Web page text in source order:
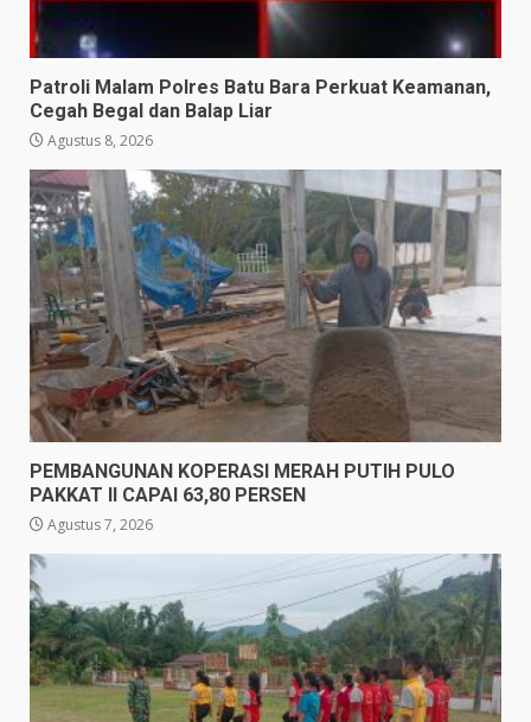
Patroli Malam Polres Batu Bara Perkuat Keamanan,
Cegah Begal dan Balap Liar
Agustus 8, 2026
PEMBANGUNAN KOPERASI MERAH PUTIH PULO
PAKKAT II CAPAI 63,80 PERSEN
Agustus 7, 2026